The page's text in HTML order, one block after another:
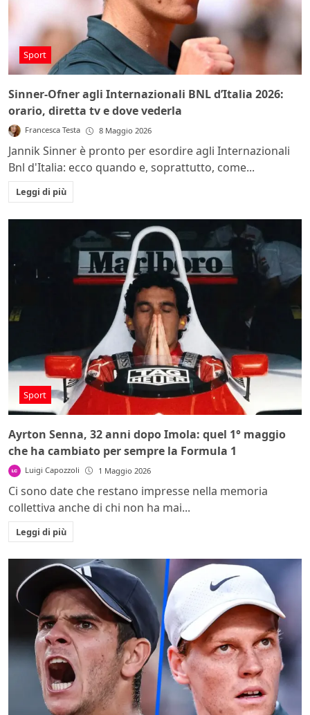
Sport
Sinner-Ofner agli Internazionali BNL d’Italia 2026:
orario, diretta tv e dove vederla
Francesca Testa 8 Maggio 2026
Jannik Sinner è pronto per esordire agli Internazionali
Bnl d'Italia: ecco quando e, soprattutto, come...
Leggi di più
Sport
Ayrton Senna, 32 anni dopo Imola: quel 1° maggio
che ha cambiato per sempre la Formula 1
Luigi Capozzoli 1 Maggio 2026
Ci sono date che restano impresse nella memoria
collettiva anche di chi non ha mai...
Leggi di più